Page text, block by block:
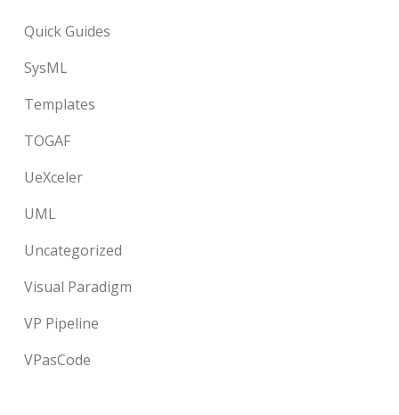
Quick Guides
SysML
Templates
TOGAF
UeXceler
UML
Uncategorized
Visual Paradigm
VP Pipeline
VPasCode